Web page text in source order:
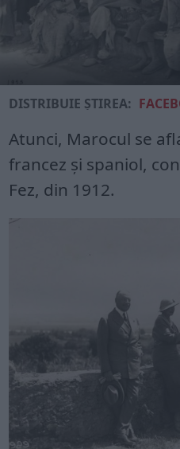
DISTRIBUIE ȘTIREA:
Atunci, Marocul se
francez și spaniol,
Fez, din 1912.